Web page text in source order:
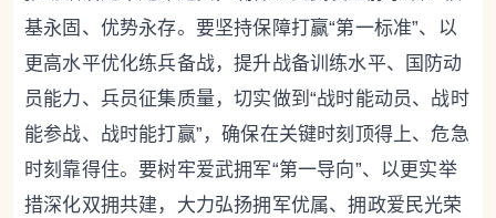
基永固、优势永存。 要坚持保障打赢“第一标准”、以
更高水平优化练兵备战，提升战备训练水平、国防动
员能力、兵员征集质量，切实做到“战时能动员、战时
能参战、战时能打赢”，确保在关键时刻顶得上、危急
时刻靠得住。 要树牢爱武拥军“第一导向”、以更实举
措深化双拥共建， 大力弘扬拥军优属、拥政爱民光荣